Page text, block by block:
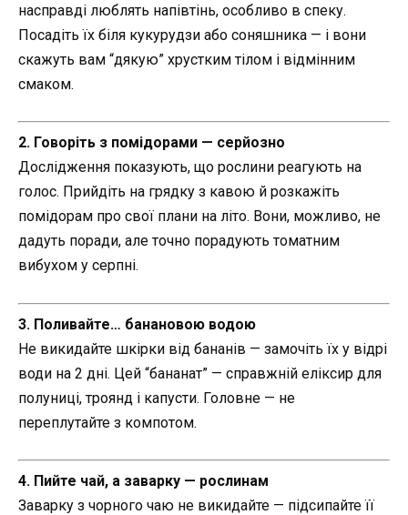
насправді люблять напівтінь, особливо в спеку.
Посадіть їх біля кукурудзи або соняшника — і вони
скажуть вам “дякую” хрустким тілом і відмінним
смаком.
2. Говоріть з помідорами — серйозно
Дослідження показують, що рослини реагують на
голос. Прийдіть на грядку з кавою й розкажіть
помідорам про свої плани на літо. Вони, можливо, не
дадуть поради, але точно порадують томатним
вибухом у серпні.
3. Поливайте… банановою водою
Не викидайте шкірки від бананів — замочіть їх у відрі
води на 2 дні. Цей “бананат” — справжній еліксир для
полуниці, троянд і капусти. Головне — не
переплутайте з компотом.
4. Пийте чай, а заварку — рослинам
Заварку з чорного чаю не викидайте — підсипайте її